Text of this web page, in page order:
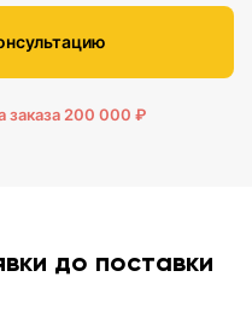
заказа 200 000 ₽
до поставки